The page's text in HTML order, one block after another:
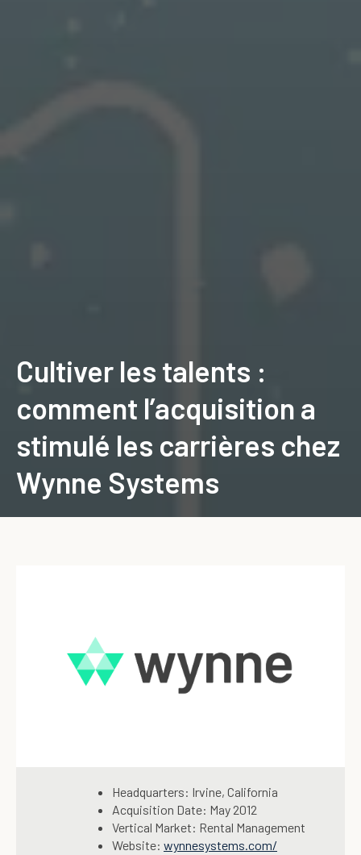
Cultiver les talents :
comment l’acquisition a
stimulé les carrières chez
Wynne Systems
Headquarters: Irvine, California
Acquisition Date: May 2012
Vertical Market: Rental Management
Website: wynnesystems.com/